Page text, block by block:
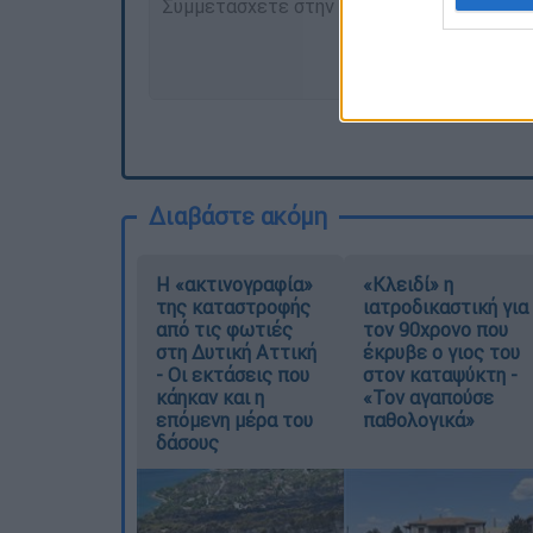
Διαβάστε ακόμη
Η «ακτινογραφία»
της καταστροφής
από τις φωτιές
στη Δυτική Αττική
- Οι εκτάσεις που
κάηκαν και η
επόμενη μέρα του
δάσους
«Κλειδί» η
ιατροδικαστική για
τον 90χρονο που
έκρυβε ο γιος του
στον καταψύκτη -
«Τον αγαπούσε
παθολογικά»